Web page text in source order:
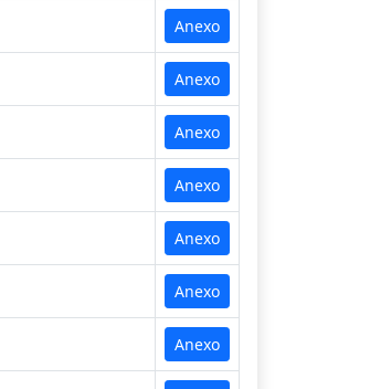
Anexo
Anexo
Anexo
Anexo
Anexo
Anexo
Anexo